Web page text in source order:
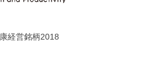
経営銘柄2018